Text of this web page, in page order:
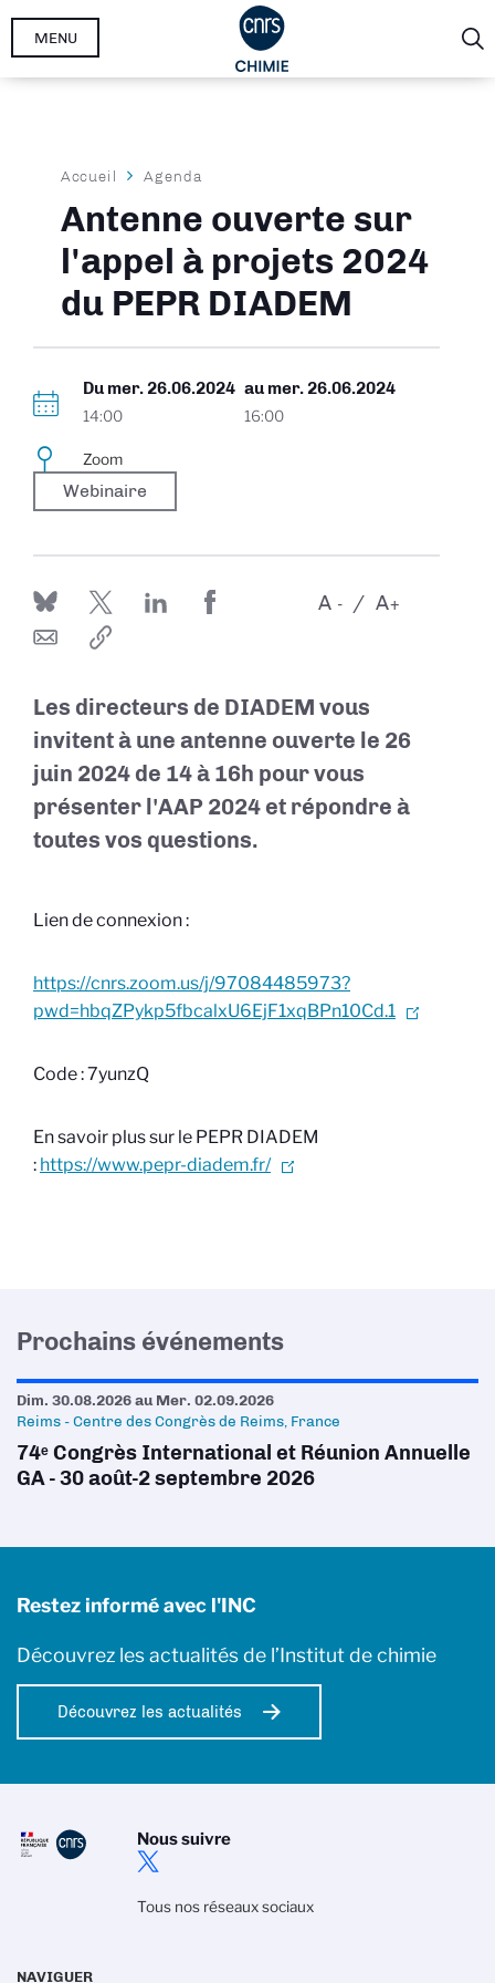
Aller
MENU
Fil
d'Ariane
Accueil Agenda
Antenne ouverte sur
l'appel à projets 2024
du PEPR DIADEM
Du mer. 26.06.2024
14:00
au mer. 26.06.2024
16:00
Zoom
Webinaire
-
A +
A
Les directeurs de DIADEM vous
invitent à une antenne ouverte le 26
juin 2024 de 14 à 16h pour vous
présenter l'AAP 2024 et répondre à
toutes vos questions.
Lien de connexion :
https://cnrs.zoom.us/j/97084485973?
pwd=hbqZPykp5fbcalxU6EjF1xqBPn10Cd.1
Code : 7yunzQ
En savoir plus sur le PEPR DIADEM
: https://www.pepr-diadem.fr/
Prochains événements
Dim. 30.08.2026au Mer. 02.09.2026
Reims - Centre des Congrès de Reims, France
74ᵉ Congrès International et Réunion Annuelle
GA - 30 août-2 septembre 2026
Restez informé avec l'INC
Découvrez les actualités de l’Institut de chimie
Découvrez les actualités
Nous suivre
Tous nos réseaux sociaux
NAVIGUER